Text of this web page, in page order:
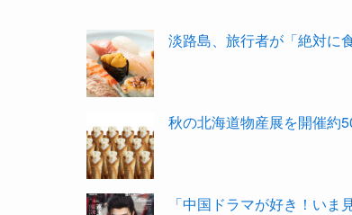
淡路島、旅行者が「絶対に
秋の北海道物産展を開催約
「中国ドラマが好き！い